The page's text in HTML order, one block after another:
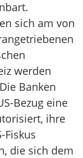
sich am von
werden
Banken
Bezug eine
ihre
Fiskus
die sich dem